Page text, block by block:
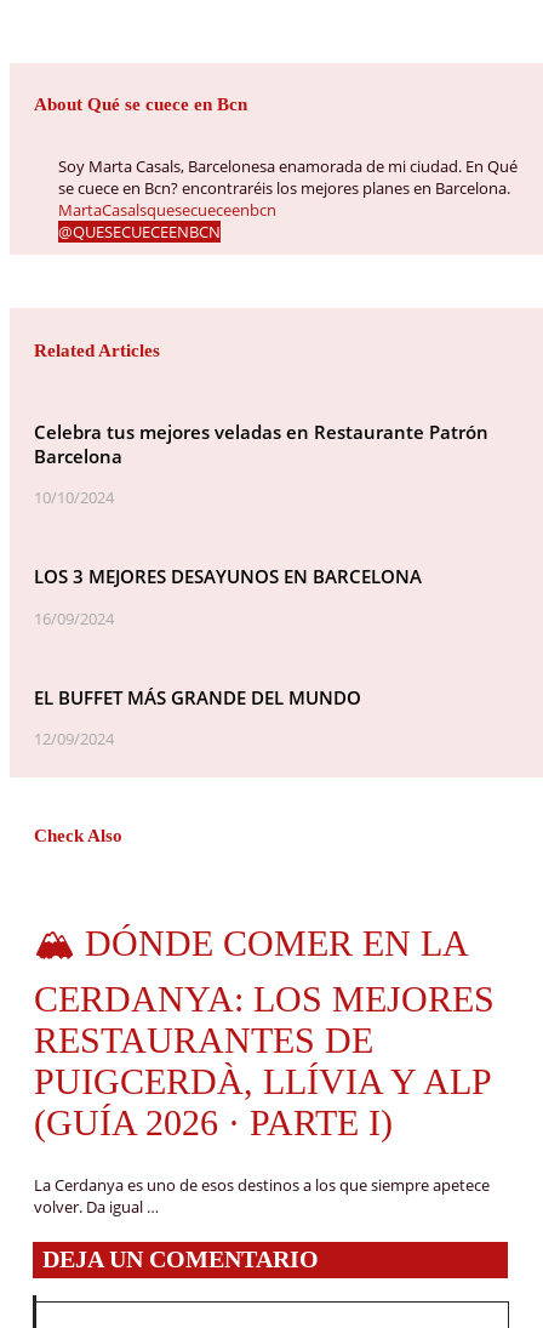
About Qué se cuece en Bcn
Soy Marta Casals, Barcelonesa enamorada de mi ciudad. En Qué
se cuece en Bcn? encontraréis los mejores planes en Barcelona.
MartaCasalsquesecueceenbcn
@QUESECUECEENBCN
Related Articles
Celebra tus mejores veladas en Restaurante Patrón
Barcelona
10/10/2024
LOS 3 MEJORES DESAYUNOS EN BARCELONA
16/09/2024
EL BUFFET MÁS GRANDE DEL MUNDO
12/09/2024
Check Also
🏔️ DÓNDE COMER EN LA
CERDANYA: LOS MEJORES
RESTAURANTES DE
PUIGCERDÀ, LLÍVIA Y ALP
(GUÍA 2026 · PARTE I)
La Cerdanya es uno de esos destinos a los que siempre apetece
volver. Da igual …
DEJA UN COMENTARIO